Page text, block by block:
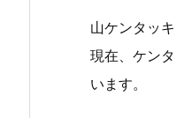
山ケンタッ
現在、ケン
います。